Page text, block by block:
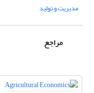
مدیریت و تولید
مراجع